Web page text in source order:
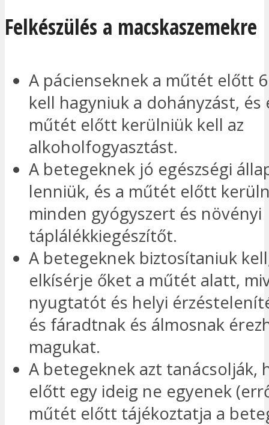
Felkészülés a macskaszemekre
A pácienseknek a műtét előtt
kell hagyniuk a dohányzást,
műtét előtt kerülniük kell az
alkoholfogyasztást.
A betegeknek jó egészségi
lenniük, és a műtét előtt
minden gyógyszert és növényi
táplálékkiegészítőt.
A betegeknek biztosítaniuk
elkísérje őket a műtét alatt,
nyugtatót és helyi
és fáradtnak és álmosnak
magukat.
A betegeknek azt tanácsolják,
előtt egy ideig ne egyenek
műtét előtt tájékoztatja a